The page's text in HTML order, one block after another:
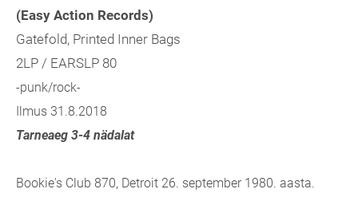
(Easy Action Records)
Gatefold, Printed Inner Bags
2LP / EARSLP 80
-punk/rock-
Ilmus 31.8.2018
Tarneaeg 3-4 nädalat
Bookie's Club 870, Detroit 26. september 1980. aasta.